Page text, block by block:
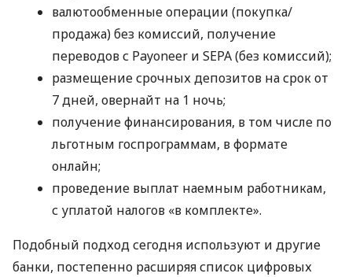
валютообменные операции (покупка/
продажа) без комиссий, получение
переводов с Payoneer и SEPA (без комиссий);
размещение срочных депозитов на срок от
7 дней, овернайт на 1 ночь;
получение финансирования, в том числе по
льготным госпрограммам, в формате
онлайн;
проведение выплат наемным работникам,
с уплатой налогов «в комплекте».
Подобный подход сегодня используют и другие
банки, постепенно расширяя список цифровых